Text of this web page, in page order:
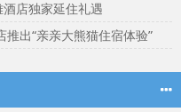
店独家延住礼遇
出“亲亲大熊猫住宿体验”